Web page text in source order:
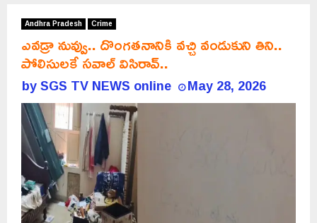
Andhra Pradesh Crime
ఎవడ్రా నువ్వు.. దొంగతనానికి వచ్చి వండుకుని తిని..
పోలిసులకే సవాల్ విసిరావ్..
bySGS TV NEWS online May 28, 2026